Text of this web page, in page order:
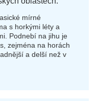
mírné
s horkými léty a
Podnebí na jihu je
zejména na horách
a delší než v